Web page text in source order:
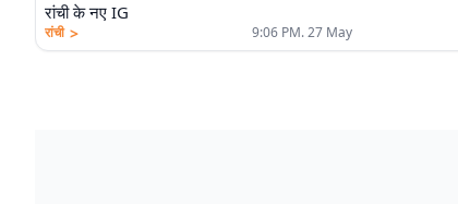
रांची के नए IG
रांची > 9:06 PM. 27 May